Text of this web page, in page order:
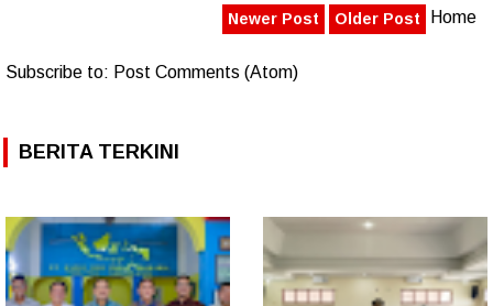
Newer Post Older Post Home
Subscribe to: Post Comments (Atom)
BERITA TERKINI